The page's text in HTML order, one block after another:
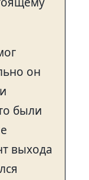
он
были
выхода